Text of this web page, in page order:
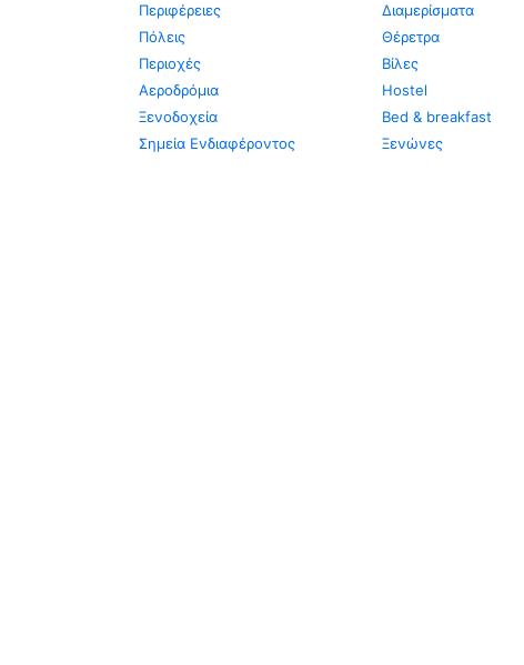
Περιφέρειες
Πόλεις
Περιοχές
Αεροδρόμια
Ξενοδοχεία
Σημεία Ενδιαφέροντος
Διαμερίσματα
Θέρετρα
Βίλες
Hostel
Bed & breakfast
Ξενώνες